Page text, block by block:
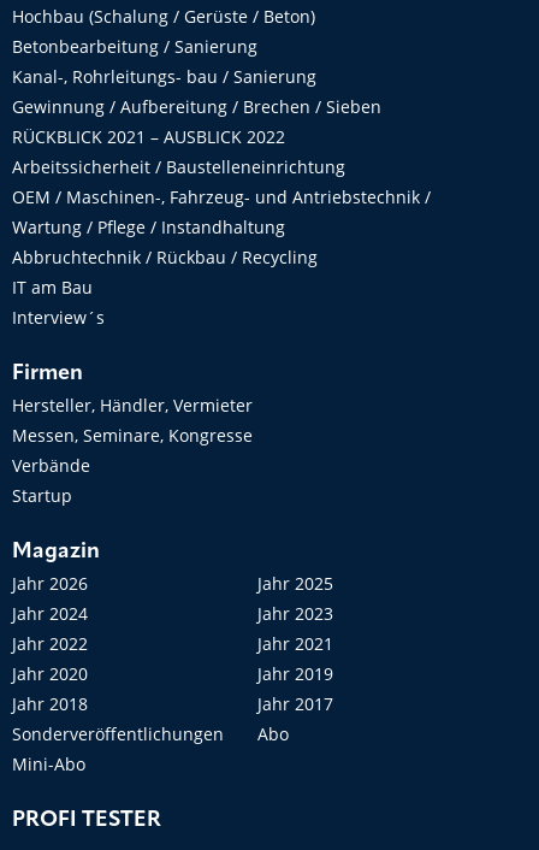
Hochbau (Schalung / Gerüste / Beton)
Betonbearbeitung / Sanierung
Kanal-, Rohrleitungs- bau / Sanierung
Gewinnung / Aufbereitung / Brechen / Sieben
RÜCKBLICK 2021 – AUSBLICK 2022
Arbeitssicherheit / Baustelleneinrichtung
OEM / Maschinen-, Fahrzeug- und Antriebstechnik /
Wartung / Pflege / Instandhaltung
Abbruchtechnik / Rückbau / Recycling
IT am Bau
Interview´s
Firmen
Hersteller, Händler, Vermieter
Messen, Seminare, Kongresse
Verbände
Startup
Magazin
Jahr 2026
Jahr 2025
Jahr 2024
Jahr 2023
Jahr 2022
Jahr 2021
Jahr 2020
Jahr 2019
Jahr 2018
Jahr 2017
Sonderveröffentlichungen
Abo
Mini-Abo
PROFI TESTER